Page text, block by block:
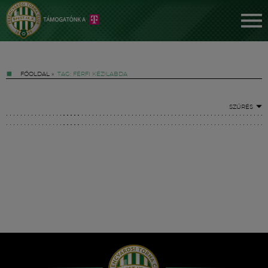
FŐOLDAL » TAG: FÉRFI KÉZILABDA
SZŰRÉS
Hírek